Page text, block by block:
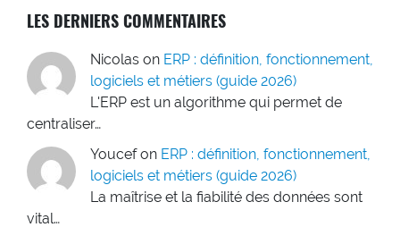
LES DERNIERS COMMENTAIRES
Nicolas on ERP : définition, fonctionnement,
logiciels et métiers (guide 2026)
L'ERP est un algorithme qui permet de
centraliser…
Youcef on ERP : définition, fonctionnement,
logiciels et métiers (guide 2026)
La maîtrise et la fiabilité des données sont
vital…